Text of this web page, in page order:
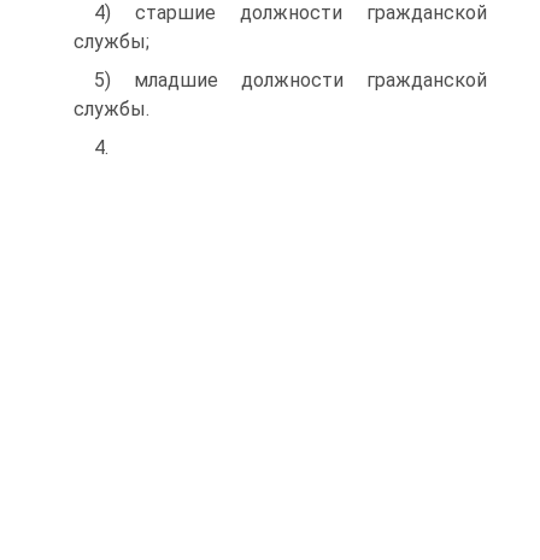
4) старшие должности гражданской
службы;
5) младшие должности гражданской
службы.
4.